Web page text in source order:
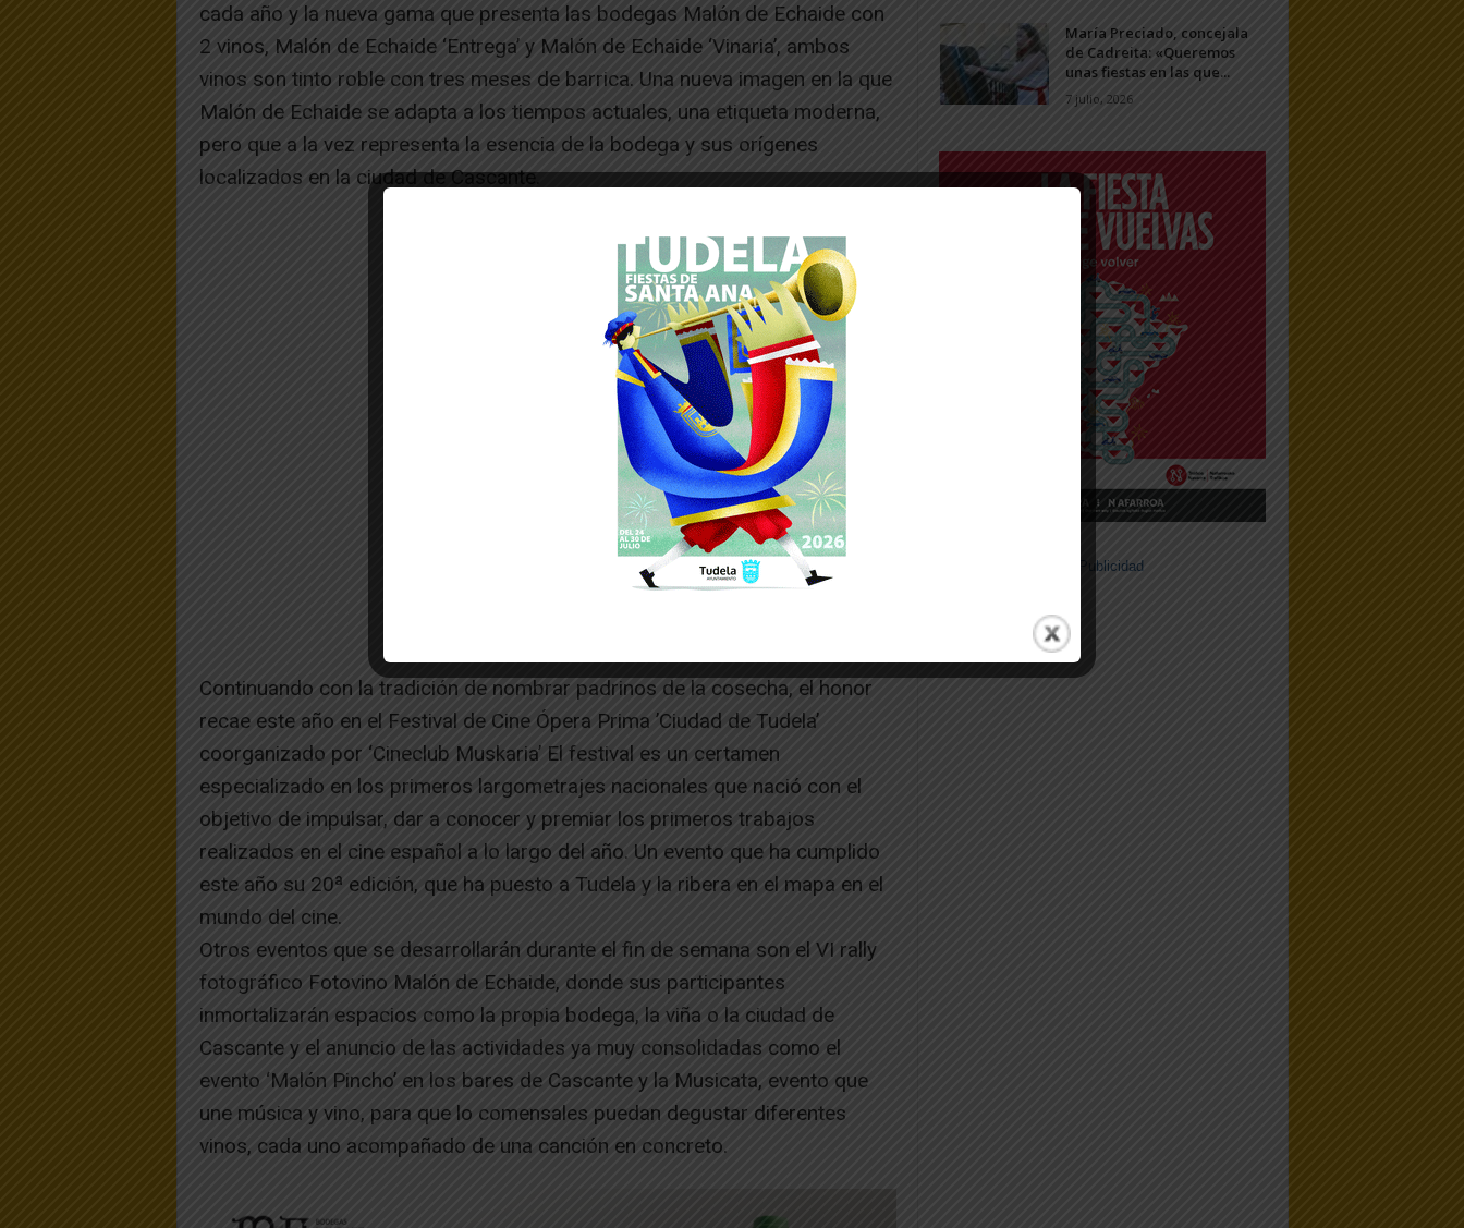
cada año y la nueva gama que presenta las bodegas Malón de Echaide con
2 vinos, Malón de Echaide ‘Entrega’ y Malón de Echaide ‘Vinaria’, ambos
vinos son tinto roble con tres meses de barrica. Una nueva imagen en la que
Malón de Echaide se adapta a los tiempos actuales, una etiqueta moderna,
pero que a la vez representa la esencia de la bodega y sus orígenes
localizados en la ciudad de Cascante.
Continuando con la tradición de nombrar padrinos de la cosecha, el honor
recae este año en el Festival de Cine Ópera Prima ’Ciudad de Tudela’
coorganizado por ‘Cineclub Muskaria’ El festival es un certamen
especializado en los primeros largometrajes nacionales que nació con el
objetivo de impulsar, dar a conocer y premiar los primeros trabajos
realizados en el cine español a lo largo del año. Un evento que ha cumplido
este año su 20ª edición, que ha puesto a Tudela y la ribera en el mapa en el
mundo del cine.
Otros eventos que se desarrollarán durante el fin de semana son el VI rally
fotográfico Fotovino Malón de Echaide, donde sus participantes
inmortalizarán espacios como la propia bodega, la viña o la ciudad de
Cascante y el anuncio de las actividades ya muy consolidadas como el
evento ‘Malón Pincho’ en los bares de Cascante y la Musicata, evento que
une música y vino, para que lo comensales puedan degustar diferentes
vinos, cada uno acompañado de una canción en concreto.
María Preciado, concejala
de Cadreita: «Queremos
unas fiestas en las que...
7 julio, 2026